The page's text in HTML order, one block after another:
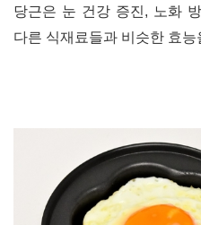
당근은 눈 건강 증진, 노화
다른 식재료들과 비슷한 효능